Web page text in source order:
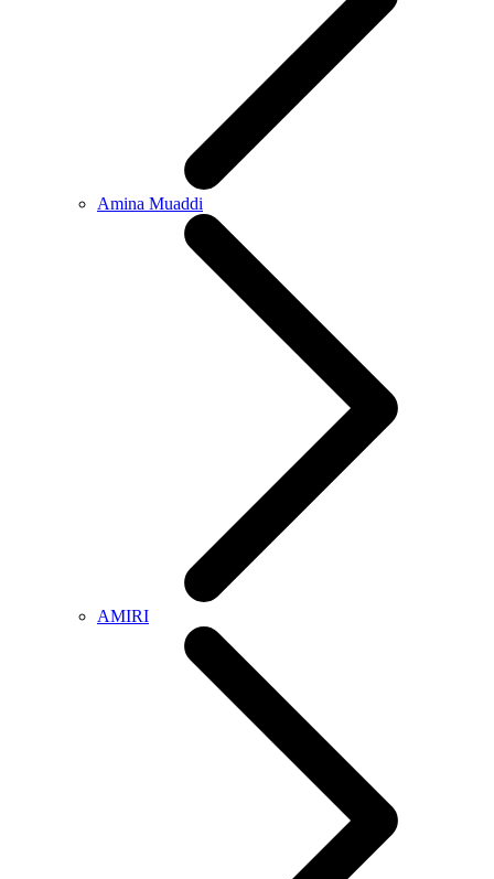
Amina Muaddi
AMIRI